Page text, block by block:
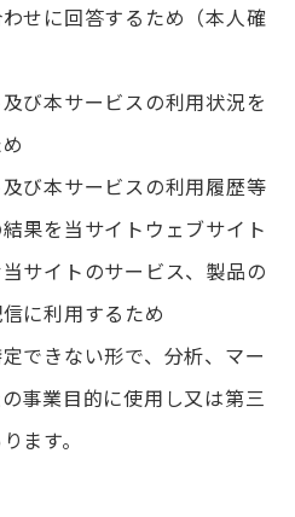
せに回答するため（本人確
び本サービスの利用状況を
び本サービスの利用履歴等
果を当サイトウェブサイト
サイトのサービス、製品の
に利用するため
できない形で、分析、マー
事業目的に使用し又は第三
ます。